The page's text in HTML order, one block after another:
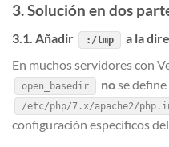
3. Solución en dos
3.1. Añadir :/tmp a la
En muchos servidores con
open_basedir nose
/etc/php/7.x/apache2/
configuración específicos